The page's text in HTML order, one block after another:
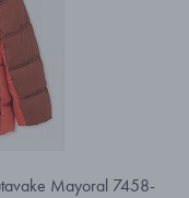
Mayoral 7458-